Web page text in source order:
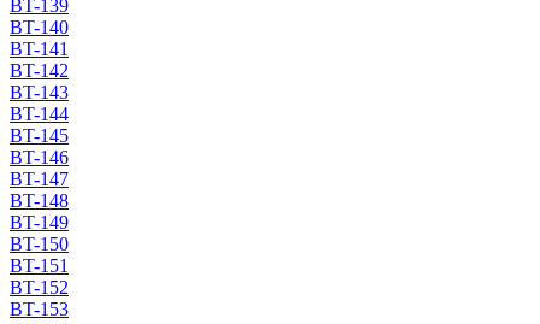
BT-139
BT-140
BT-141
BT-142
BT-143
BT-144
BT-145
BT-146
BT-147
BT-148
BT-149
BT-150
BT-151
BT-152
BT-153